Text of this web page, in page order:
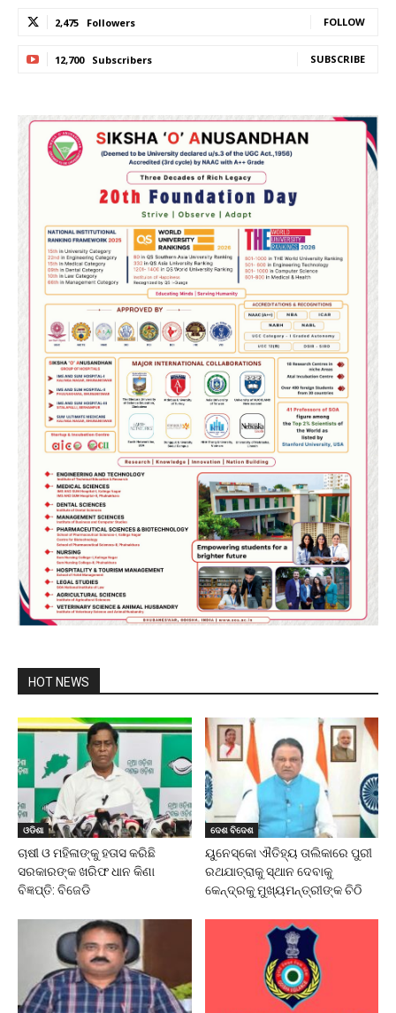
2,475 Followers FOLLOW
12,700 Subscribers SUBSCRIBE
HOT NEWS
ଓଡିଶା
ଚାଷୀ ଓ ମହିଳାଙ୍କୁ ହତାସ କରିଛି
ସରକାରଙ୍କ ଖରିଫ ଧାନ କିଣା
ବିଜ୍ଞପ୍ତି: ବିଜେଡି
ଦେଶ ବିଦେଶ
ୟୁନେସ୍କୋ ଐତିହ୍ୟ ତାଲିକାରେ ପୁରୀ
ରଥଯାତ୍ରାକୁ ସ୍ଥାନ ଦେବାକୁ
କେନ୍ଦ୍ରକୁ ମୁଖ୍ୟମନ୍ତ୍ରୀଙ୍କ ଚିଠି